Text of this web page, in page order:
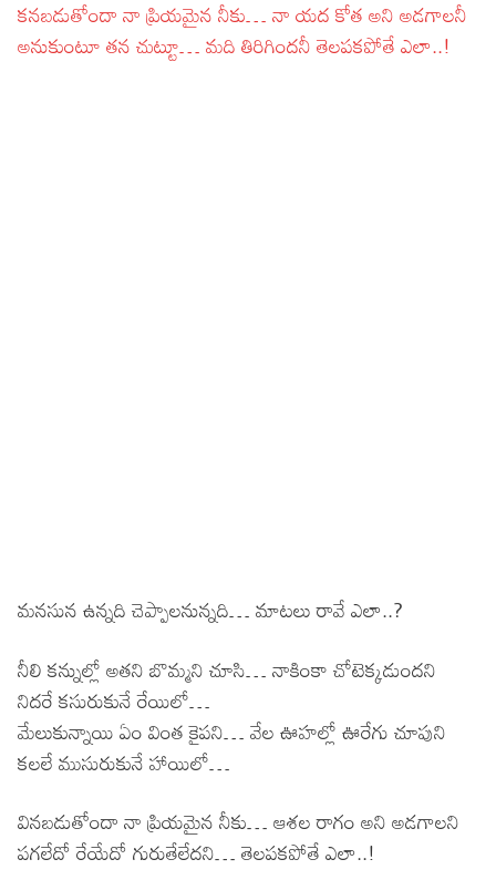
కనబడుతోందా నా ప్రియమైన నీకు… నా యద కోత అని అడగాలనీ
అనుకుంటూ తన చుట్టూ… మది తిరిగిందనీ తెలపకపోతే ఎలా..!
మనసున ఉన్నది చెప్పాలనున్నది… మాటలు రావే ఎలా..?
నీలి కన్నుల్లో అతని బొమ్మని చూసి… నాకింకా చోటెక్కడుందని
నిదరే కసురుకునే రేయిలో…
మేలుకున్నాయి ఏం వింత కైపని… వేల ఊహల్లో ఊరేగు చూపుని
కలలే ముసురుకునే హాయిలో…
వినబడుతోందా నా ప్రియమైన నీకు… ఆశల రాగం అని అడగాలని
పగలేదో రేయేదో గురుతేలేదని… తెలపకపోతే ఎలా..!